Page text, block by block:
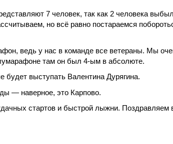
7 человек, так как 2 человека
но всё равно постараемся
ведь у нас в команде все ветераны. Мы
там он был 4-ым в абсолюте.
будет выступать Валентина Дурягина.
— наверное, это Карпово.
стартов и быстрой лыжни. Поздравляем